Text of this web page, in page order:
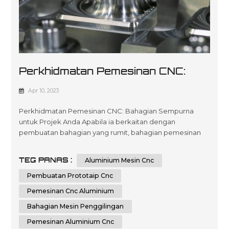
Perkhidmatan Pemesinan CNC:
Bahagian Sempurna Untuk Projek
Apr 10, 2023
Perkhidmatan Pemesinan CNC: Bahagian Sempurna
untuk Projek Anda Apabila ia berkaitan dengan
pembuatan bahagian yang rumit, bahagian pemesinan
komputer (CNC) untuk mencipta bahagian yang tepat
dan disesuaikan daripada pelbagai bahan. Dengan
TEG PANAS :
Aluminium Mesin Cnc
Pembuatan Prototaip Cnc
Pemesinan Cnc Aluminium
Bahagian Mesin Penggilingan
Pemesinan Aluminium Cnc